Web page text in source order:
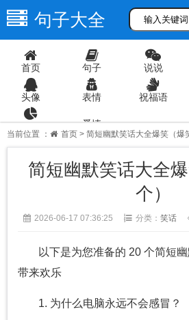
句子大全
首页 句子 说说
头像 表情 祝福语
爱情
当前位置 ： 首页 > 简短幽默笑话大全爆笑（爆
简短幽默笑话大全
个）
2026-06-17 07:36:25 分类： 笑话
以下是为您准备的 20 个简短
带来欢乐
1. 为什么电脑永远不会感冒？